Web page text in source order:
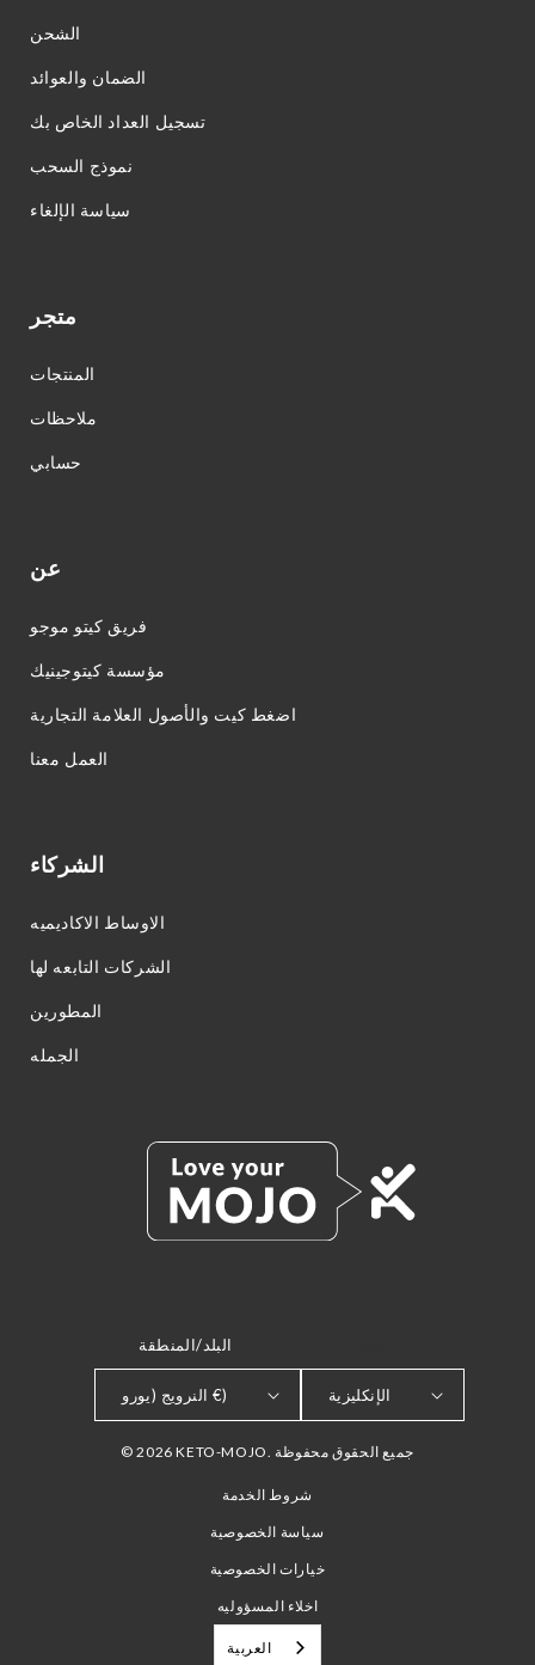
الشحن
الضمان والعوائد
تسجيل العداد الخاص بك
نموذج السحب
سياسة الإلغاء
متجر
المنتجات
ملاحظات
حسابي
عن
فريق كيتو موجو
مؤسسة كيتوجينيك
اضغط كيت والأصول العلامة التجارية
العمل معنا
الشركاء
الاوساط الاكاديميه
الشركات التابعه لها
المطورين
الجمله
البلد/المنطقة
النرويج (يورو €) الإنكليزية
© 2026 KETO-MOJO. جميع الحقوق محفوظة
شروط الخدمة
سياسة الخصوصية
خيارات الخصوصية
اخلاء المسؤوليه
العربية‏